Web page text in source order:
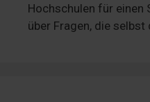
Hochschulen für
über Fragen, die